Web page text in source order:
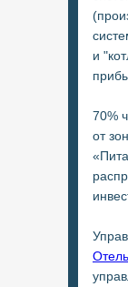
и
70%
от